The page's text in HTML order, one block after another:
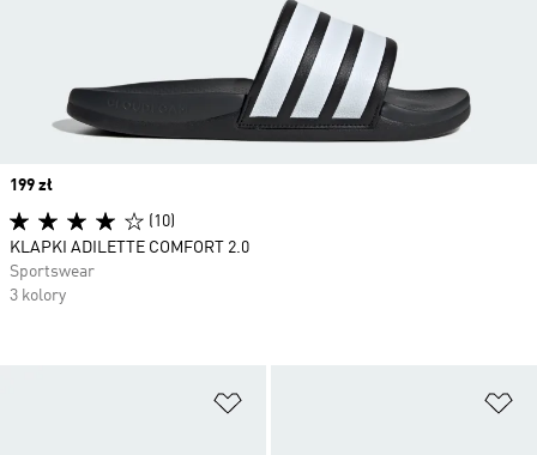
Price
199 zł
(10)
KLAPKI ADILETTE COMFORT 2.0
Sportswear
3 kolory